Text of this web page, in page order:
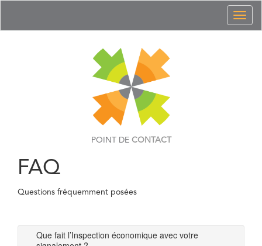
POINT DE CONTACT
FAQ
Questions fréquemment posées
Que fait l’Inspection économique avec votre